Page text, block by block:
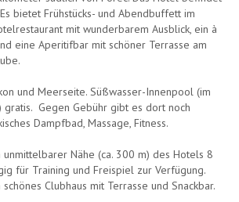
bietet Frühstücks- und Abendbuffett im
mit wunderbarem Ausblick, ein à
eine Aperitifbar mit schöner Terrasse am
und Meerseite. Süßwasser-Innenpool (im
gratis. Gegen Gebühr gibt es dort noch
Dampfbad, Massage, Fitness.
unmittelbarer Nähe (ca. 300 m) des Hotels 8
für Training und Freispiel zur Verfügung.
Clubhaus mit Terrasse und Snackbar.